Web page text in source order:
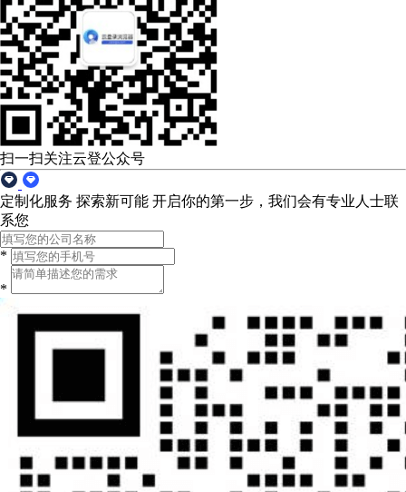
扫一扫关注云登公众号
定制化服务 探索新可能 开启你的第一步，我们会有专业人士联
系您
*
*